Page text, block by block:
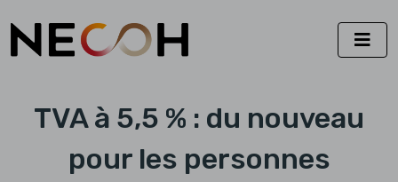
TVA à 5,5 % : du nouveau
pour les personnes